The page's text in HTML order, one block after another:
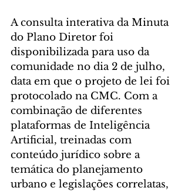
A consulta interativa da Minuta
do Plano Diretor foi
disponibilizada para uso da
comunidade no dia 2 de julho,
data em que o projeto de lei foi
protocolado na CMC. Com a
combinação de diferentes
plataformas de Inteligência
Artificial, treinadas com
conteúdo jurídico sobre a
temática do planejamento
urbano e legislações correlatas,